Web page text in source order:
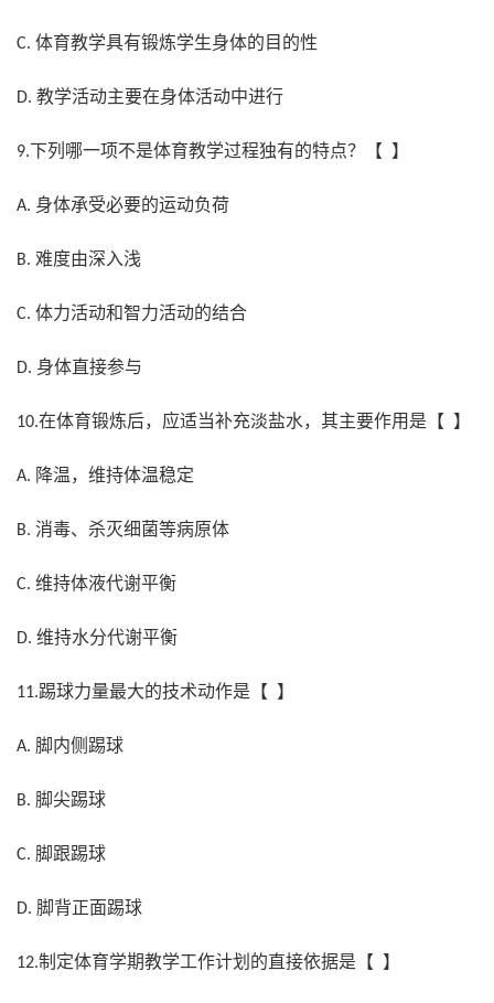
C. 体育教学具有锻炼学生身体的目的性
D. 教学活动主要在身体活动中进行
9.下列哪一项不是体育教学过程独有的特点？【 】
A. 身体承受必要的运动负荷
B. 难度由深入浅
C. 体力活动和智力活动的结合
D. 身体直接参与
10.在体育锻炼后，应适当补充淡盐水，其主要作用是【 】
A. 降温，维持体温稳定
B. 消毒、杀灭细菌等病原体
C. 维持体液代谢平衡
D. 维持水分代谢平衡
11.踢球力量最大的技术动作是【 】
A. 脚内侧踢球
B. 脚尖踢球
C. 脚跟踢球
D. 脚背正面踢球
12.制定体育学期教学工作计划的直接依据是【 】